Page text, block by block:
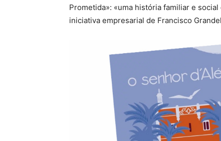
Prometida»: «uma história familiar e
iniciativa empresarial de Francisco